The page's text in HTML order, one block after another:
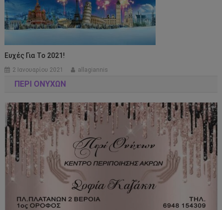
Ευχές Για Το 2021!
2 Ιανουαρίου 2021 allagiannis
ΠΕΡΊ ΟΝΎΧΩΝ